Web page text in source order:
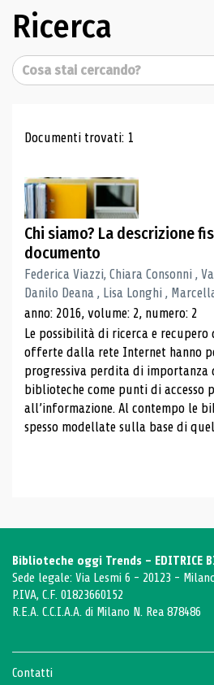
Ricerca
Cerca
Risultati di
Documenti trovati: 1
Chi siamo? La descrizione
documento
Federica Viazzi, Chiara Consonni ,
Danilo Deana , Lisa Longhi ,
anno: 2016, volume: 2, numero: 2
Le possibilità di ricerca e recupero
offerte dalla rete Internet hanno
progressiva perdita di importanza
biblioteche come punti di accesso
all’informazione. Al contempo le
spesso modellate sulla base di
Biblioteche oggi Trends - EDITRICE
Sede legale: Via Lesmi 6 - 20123 -
P.IVA, C.F. 01823660152
R.E.A. C.C.I.A.A. di Milano N. Rea 878486
Contatti